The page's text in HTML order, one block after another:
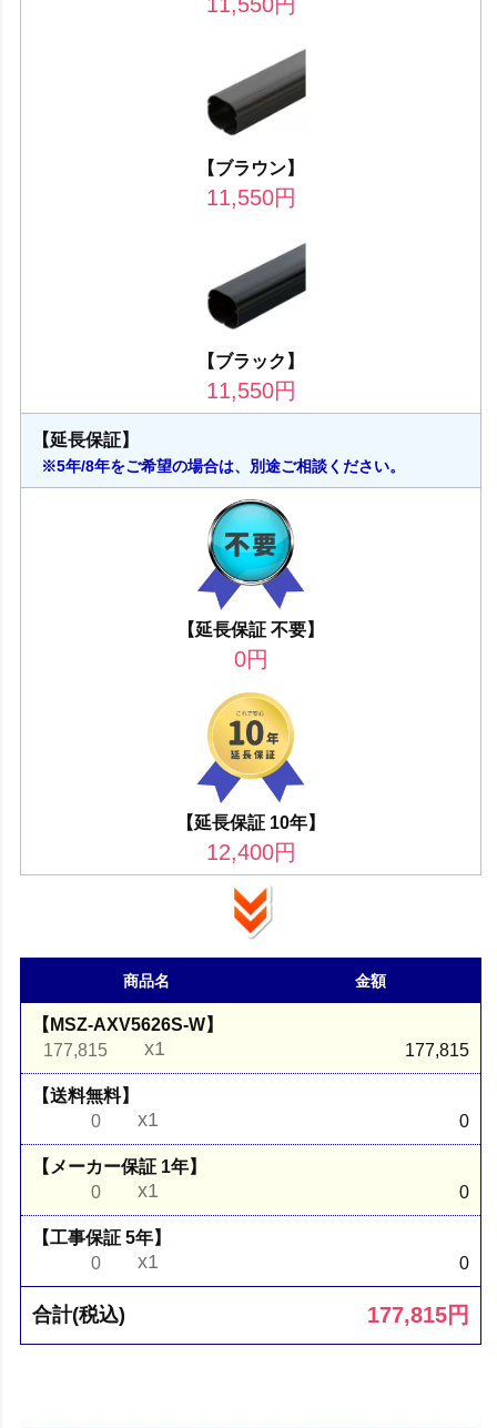
【ブラウン】
11,550円
【ブラック】
11,550円
【延長保証】
※5年/8年をご希望の場合は、別途ご相談ください。
【延長保証 不要】
0円
【延長保証 10年】
12,400円
商品名 金額
【MSZ-AXV5626S-W】
177,815
x1 177,815
【送料無料】
0
x1 0
【メーカー保証 1年】
0
x1 0
【工事保証 5年】
0
x1 0
合計(税込) 177,815円